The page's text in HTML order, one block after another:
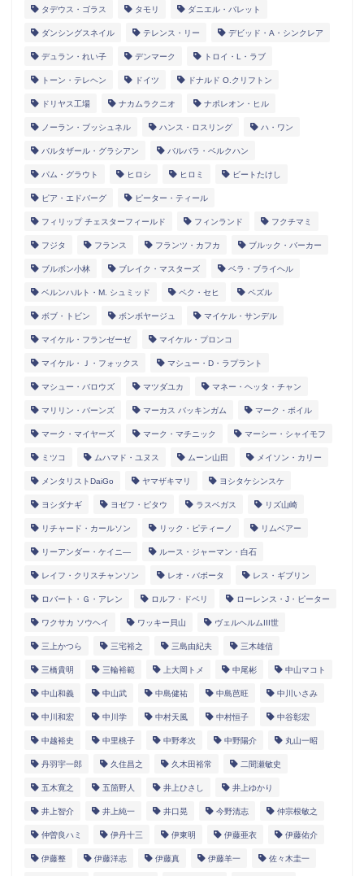
タデウス・ゴラス タモリ ダニエル・バレット
ダンシングスネイル テレンス・リー デビッド・A・シンクレア
デュラン・れい子 デンマーク トロイ・L・ラブ
トーン・テレヘン ドイツ ドナルド O.クリフトン
ドリヤス工場 ナカムラクニオ ナポレオン・ヒル
ノーラン・ブッシュネル ハンス・ロスリング ハ・ワン
バルタザール・グラシアン バルバラ・ベルクハン
パム・グラウト ヒロシ ヒロミ ビートたけし
ピア・エドバーグ ピーター・ティール
フィリップ チェスターフィールド フィンランド フクチマミ
フジタ フランス フランツ・カフカ ブルック・バーカー
ブルボン小林 ブレイク・マスターズ ベラ・ブライヘル
ベルンハルト・M. シュミッド ペク・セヒ ペズル
ボブ・トビン ボンボヤージュ マイケル・サンデル
マイケル・フランゼーゼ マイケル・プロンコ
マイケル・Ｊ・フォックス マシュー・D・ラプラント
マシュー・バロウズ マツダユカ マネー・ヘッタ・チャン
マリリン・バーンズ マーカス バッキンガム マーク・ボイル
マーク・マイヤーズ マーク・マチニック マーシー・シャイモフ
ミツコ ムハマド・ユヌス ムーン山田 メイソン・カリー
メンタリストDaiGo ヤマザキマリ ヨシタケシンスケ
ヨシダナギ ヨゼフ・ピタウ ラスベガス リズ山崎
リチャード・カールソン リック・ピティーノ リムベアー
リーアンダー・ケイニ― ルース・ジャーマン・白石
レイフ・クリスチャンソン レオ・バボータ レス・ギブリン
ロバート・Ｇ・アレン ロルフ・ドベリ ローレンス・J・ピーター
ワクサカ ソウヘイ ワッキー貝山 ヴェルヘルムIII世
三上かつら 三宅裕之 三島由紀夫 三木雄信
三橋貴明 三輪裕範 上大岡トメ 中尾彬 中山マコト
中山和義 中山武 中島健祐 中島芭旺 中川いさみ
中川和宏 中川学 中村天風 中村恒子 中谷彰宏
中越裕史 中里桃子 中野孝次 中野陽介 丸山一昭
丹羽宇一郎 久住昌之 久木田裕常 二間瀬敏史
五木寛之 五箇野人 井上ひさし 井上ゆかり
井上智介 井上純一 井口晃 今野清志 仲宗根敏之
仲曽良ハミ 伊丹十三 伊東明 伊藤亜衣 伊藤佑介
伊藤整 伊藤洋志 伊藤真 伊藤羊一 佐々木圭一